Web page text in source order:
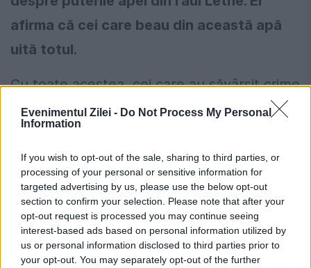
Evenimentul Zilei - Do Not Process My Personal
Information
If you wish to opt-out of the sale, sharing to third parties, or
processing of your personal or sensitive information for
targeted advertising by us, please use the below opt-out
section to confirm your selection. Please note that after your
opt-out request is processed you may continue seeing
interest-based ads based on personal information utilized by
us or personal information disclosed to third parties prior to
your opt-out. You may separately opt-out of the further
afirma că cei care beau din această apă
uită totul.
Cu toate acestea, cei care au săvârșit crime
în timpul vieții nu puteau beneficia de
efectele miraculoase ale apei.
Aceștia erau blestemați să trăiască în
lumea celor morți cu amintirea acțiunilor pe
care le-au săvârșit, potrivitlistverse.com
Prețul petrolului a scăzut puternic după